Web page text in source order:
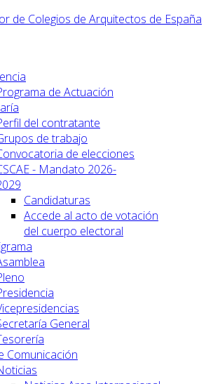
de Actuación
del contratante
de trabajo
de elecciones
- Mandato 2026-
Candidaturas
Accede al acto de votación
del cuerpo electoral
General
Comunicación